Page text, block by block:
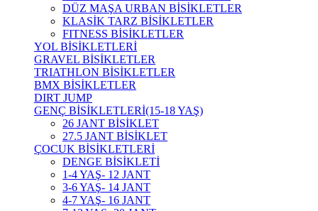
DÜZ MAŞA URBAN BİSİKLETLER
KLASİK TARZ BİSİKLETLER
FITNESS BİSİKLETLER
YOL BİSİKLETLERİ
GRAVEL BİSİKLETLER
TRIATHLON BİSİKLETLER
BMX BİSİKLETLER
DIRT JUMP
GENÇ BİSİKLETLERİ(15-18 YAŞ)
26 JANT BİSİKLET
27.5 JANT BİSİKLET
ÇOCUK BİSİKLETLERİ
DENGE BİSİKLETİ
1-4 YAŞ- 12 JANT
3-6 YAŞ- 14 JANT
4-7 YAŞ- 16 JANT